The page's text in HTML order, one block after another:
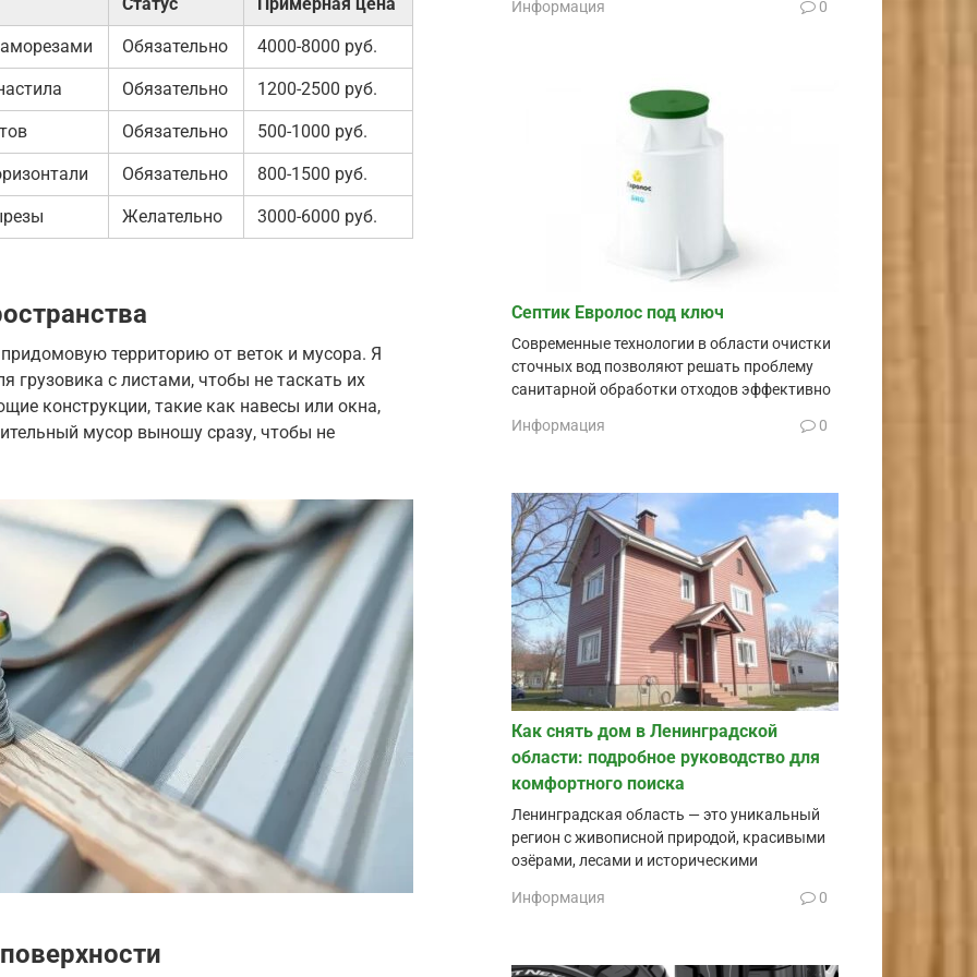
Статус Примерная цена
Обязательно 4000-8000 руб.
Обязательно 1200-2500 руб.
Обязательно 500-1000 руб.
Обязательно 800-1500 руб.
Желательно 3000-6000 руб.
территорию от веток и мусора. Я
грузовика с листами, чтобы не таскать их
конструкции, такие как навесы или окна,
мусор выношу сразу, чтобы не
Информация 0
Септик Евролос под ключ
Современные технологии в области очистки
сточных вод позволяют решать проблему
санитарной обработки отходов эффективно
Информация 0
Как снять дом в Ленинградской
области: подробное руководство для
комфортного поиска
Ленинградская область — это уникальный
регион с живописной природой, красивыми
озёрами, лесами и историческими
Информация 0